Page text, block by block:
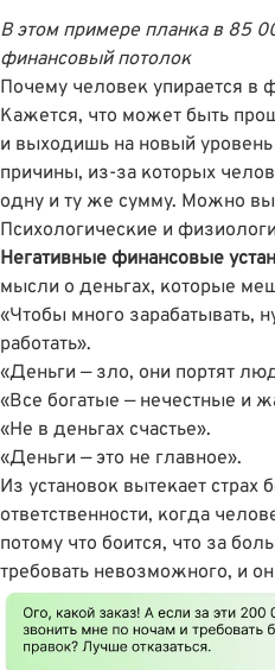
В этом примере планка в 85
финансовый потолок
Почему человек упирается в
Кажется, что может быть
и выходишь на новый
причины, из-за которых
одну и ту же сумму. Можно
Психологические и
Негативные финансовые
мысли о деньгах, которые
«Чтобы много зарабатывать,
работать».
«Деньги — зло, они портят
«Все богатые — нечестные и
«Не в деньгах счастье».
«Деньги — это не главное».
Из установок вытекает страх
ответственности, когда
потому что боится, что за
требовать невозможного, и